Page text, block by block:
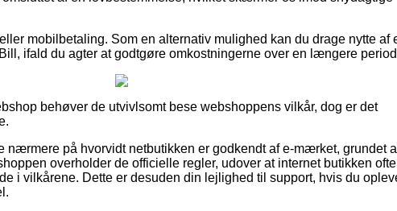
mobilbetaling. Som en alternativ mulighed kan du drage nytte af
ifald du agter at godtgøre omkostningerne over en længere
behøver de utvivlsomt bese webshoppens vilkår, dog er det
nærmere på hvorvidt netbutikken er godkendt af e-mærket, grundet
overholder de officielle regler, udover at internet butikken ofte
i vilkårene. Dette er desuden din lejlighed til support, hvis du